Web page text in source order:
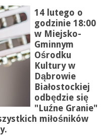
14 lutego o
godzinie 18:00
w Miejsko-
Gminnym
Ośrodku
Kultury w
Dąbrowie
Białostockiej
odbędzie się
"Luźne Granie"
miłośników